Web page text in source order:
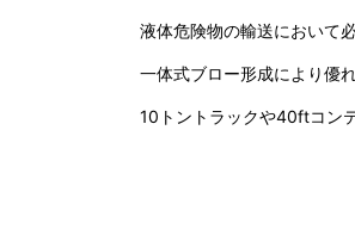
液体危険物の輸送において
一体式ブロー形成により優
10トントラックや40ftコン